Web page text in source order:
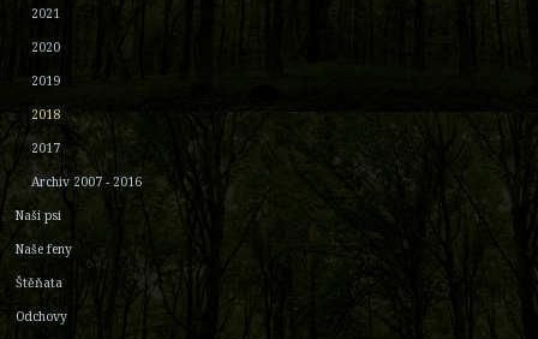
2021
2020
2019
2018
2017
Archiv 2007 - 2016
Naši psi
Naše feny
Štěňata
Odchovy